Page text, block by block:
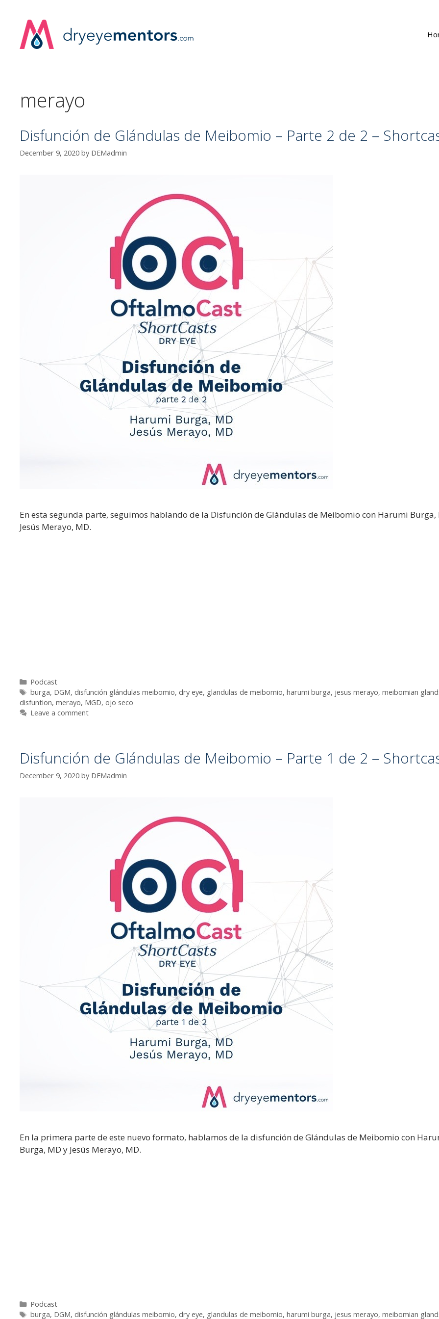
content
merayo
Disfunción de Glándulas de Meibomio – Parte 2 de 2 –
December 9, 2020 by DEMadmin
En esta segunda parte, seguimos hablando de la Disfunción de Glándulas de Meibomio con Harumi Burga,
Jesús Merayo, MD.
Categories
Podcast
Tags
burga, DGM, disfunción glándulas meibomio, dry eye, glandulas de meibomio, harumi burga, jesus merayo, meibomian
disfuntion, merayo, MGD, ojo seco
Leave a comment
Disfunción de Glándulas de Meibomio – Parte 1 de 2 –
December 9, 2020 by DEMadmin
En la primera parte de este nuevo formato, hablamos de la disfunción de Glándulas de Meibomio con
Burga, MD y Jesús Merayo, MD.
Categories
Podcast
Tags
burga, DGM, disfunción glándulas meibomio, dry eye, glandulas de meibomio, harumi burga, jesus merayo, meibomian